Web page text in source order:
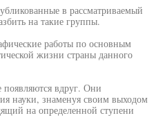
в рассматриваемый
на такие группы.
работы по основным
жизни страны данного
появляются вдруг. Они
науки, знаменуя своим выходом
на определенной ступени